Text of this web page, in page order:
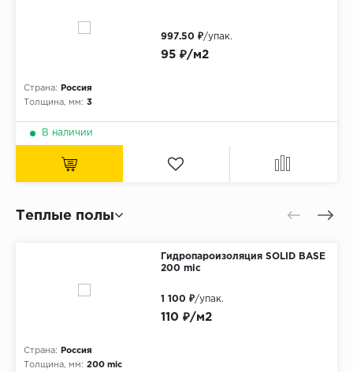
Страна:
Россия
Толщина, мм: 3
95 ₽/м2
997.50 ₽/упак.
В наличии
Теплые полы
Гидропароизоляция SOLID BASE
200 mic
Страна:
Россия
Толщина, мм: 200 mic
110 ₽/м2
1 100 ₽/упак.